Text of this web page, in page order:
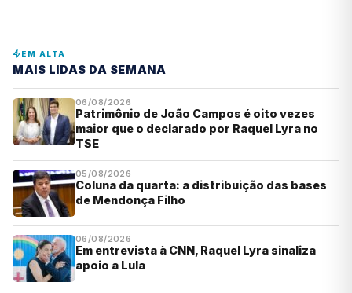
EM ALTA
MAIS LIDAS DA SEMANA
06/08/2026
Patrimônio de João Campos é oito vezes
maior que o declarado por Raquel Lyra no
TSE
05/08/2026
Coluna da quarta: a distribuição das bases
de Mendonça Filho
06/08/2026
Em entrevista à CNN, Raquel Lyra sinaliza
apoio a Lula